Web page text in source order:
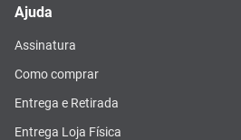
Ajuda
Assinatura
Como comprar
Entrega e Retirada
Entrega Loja Física